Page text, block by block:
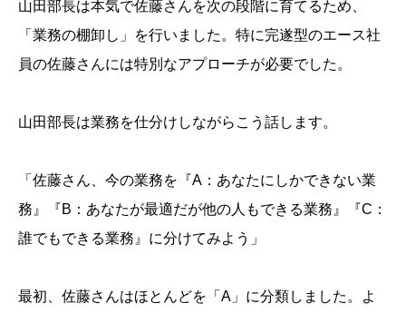
山田部長は本気で佐藤さんを次の段階に育てるため、
「業務の棚卸し」を行いました。特に完遂型のエース社
員の佐藤さんには特別なアプローチが必要でした。
山田部長は業務を仕分けしながらこう話します。
「佐藤さん、今の業務を『A：あなたにしかできない業
務』『B：あなたが最適だが他の人もできる業務』『C：
誰でもできる業務』に分けてみよう」
最初、佐藤さんはほとんどを「A」に分類しました。よ